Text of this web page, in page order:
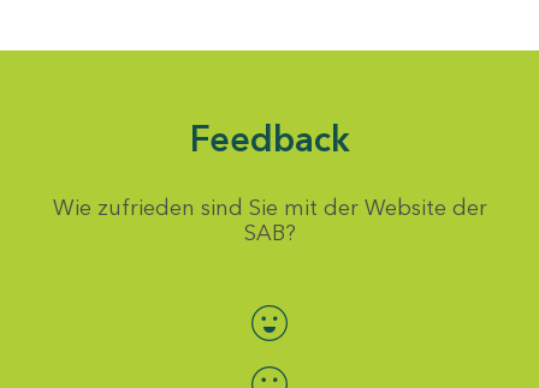
Feedback
Wie zufrieden sind Sie mit der Website der
SAB?
Bewertung auswählen